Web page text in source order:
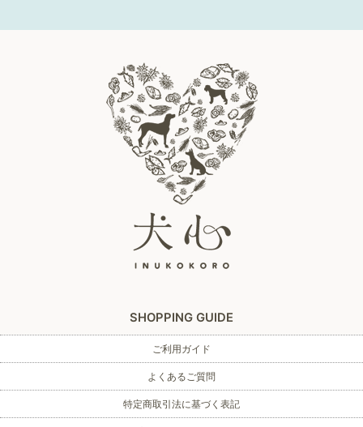
SHOPPING GUIDE
ご利用ガイド
よくあるご質問
特定商取引法に基づく表記